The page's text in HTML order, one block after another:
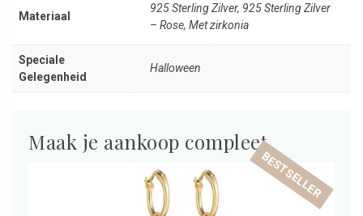
Materiaal
925 Sterling Zilver, 925 Sterling Zilver
– Rose, Met zirkonia
Speciale
Gelegenheid
Halloween
Maak je aankoop compleet
BESTSELLER